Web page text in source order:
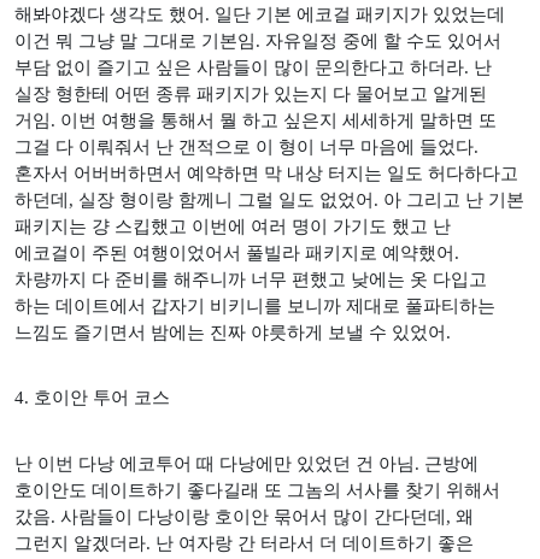
해봐야겠다 생각도 했어 . 일단 기본 에코걸 패키지가 있었는데
이건 뭐 그냥 말 그대로 기본임. 자유일정 중에 할 수도 있어서
부담 없이 즐기고 싶은 사람들이 많이 문의한다고 하더라. 난
실장 형한테 어떤 종류 패키지가 있는지 다 물어보고 알게된
거임. 이번 여행을 통해서 뭘 하고 싶은지 세세하게 말하면 또
그걸 다 이뤄줘서 난 갠적으로 이 형이 너무 마음에 들었다.
혼자서 어버버하면서 예약하면 막 내상 터지는 일도 허다하다고
하던데 , 실장 형이랑 함께니 그럴 일도 없었어 . 아 그리고 난 기본
패키지는 걍 스킵했고 이번에 여러 명이 가기도 했고 난
에코걸이 주된 여행이었어서 풀빌라 패키지로 예약했어 .
차량까지 다 준비를 해주니까 너무 편했고 낮에는 옷 다입고
하는 데이트에서 갑자기 비키니를 보니까 제대로 풀파티하는
느낌도 즐기면서 밤에는 진짜 야릇하게 보낼 수 있었어 .
4. 호이안 투어 코스
난 이번 다낭 에코투어 때 다낭에만 있었던 건 아님. 근방에
호이안도 데이트하기 좋다길래 또 그놈의 서사를 찾기 위해서
갔음. 사람들이 다낭이랑 호이안 묶어서 많이 간다던데 , 왜
그런지 알겠더라. 난 여자랑 간 터라서 더 데이트하기 좋은